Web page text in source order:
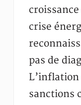
crise
pas de
sanctions